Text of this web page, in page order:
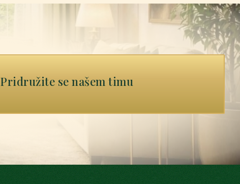
Pridružite se našem timu